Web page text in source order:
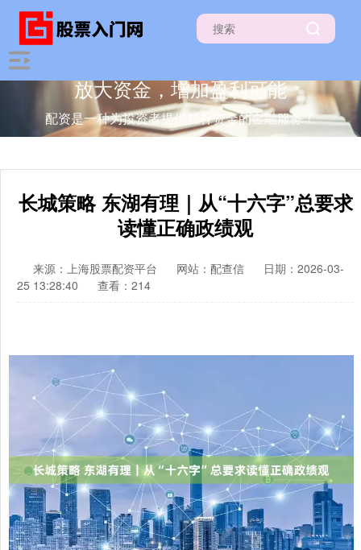
放大资金，增加盈利可能
配资是一种为投资者提供杠杆资金的金融服务！
长城策略 东湖有理｜从“十六字”总要求
读懂正确政绩观
来源：上海股票配资平台 网站：配查信
日期：2026-03-
25 13:28:40
查看：214